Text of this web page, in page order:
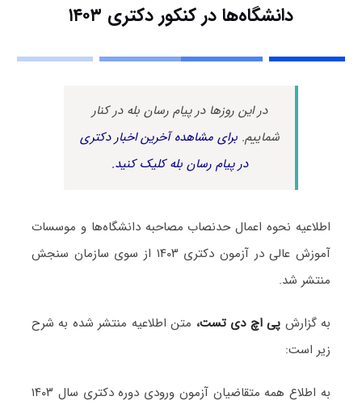
دانشگاه‌ها در کنکور دکتری ۱۴۰۳
در این روزها در پیام رسان بله در کنار
شماییم.برای مشاهده آخرین اخبار دکتری
در پیام رسان بله کلیک کنید.
اطلاعیه نحوه اعمال حدنصاب مصاحبه دانشگاه‌ها و موسسات
آموزش عالی در آزمون دکتری ۱۴۰۳ از سوی سازمان سنجش
منتشر شد.
به گزارش پی اچ دی تست، متن اطلاعیه منتشر شده به شرح
زیر است:
به اطلاع همه متقاضیان آزمون ورودی دوره دکتری سال ۱۴۰۳